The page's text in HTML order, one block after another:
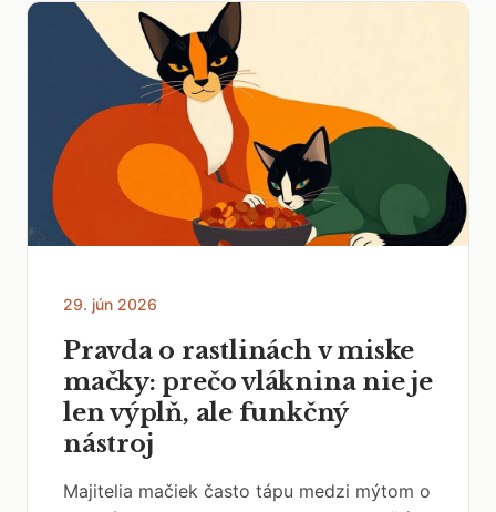
29. jún 2026
Pravda o rastlinách v miske
mačky: prečo vláknina nie je
len výplň, ale funkčný
nástroj
Majitelia mačiek často tápu medzi mýtom o